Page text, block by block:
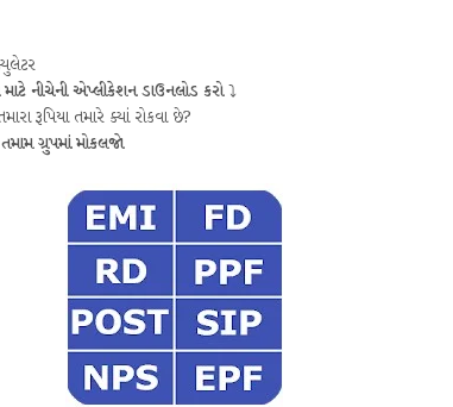
નીચેની એપ્લીકેશન ડાઉનલોડ કરો ⤵️
રૂપિયા તમારે ક્યાં રોકવા છે?
ગ્રુપમાં મોકલજો